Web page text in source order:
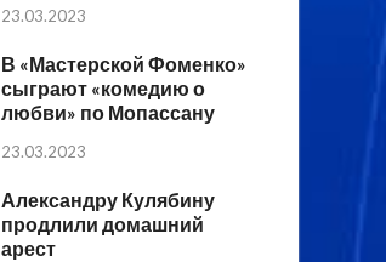
23.03.2023
В «Мастерской Фоменко»
сыграют «комедию о
любви» по Мопассану
23.03.2023
Александру Кулябину
продлили домашний
арест